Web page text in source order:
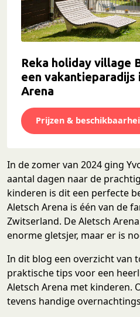
Reka holiday village
een vakantieparadijs
Arena
Prijzen &
In de zomer van 2024 ging
aantal dagen naar de
kinderen is dit een perfecte
Aletsch Arena is één van de
Zwitserland. De Aletsch
enorme gletsjer, maar er is
In dit blog een overzicht van
praktische tips voor een
Aletsch Arena met kinderen.
tevens handige